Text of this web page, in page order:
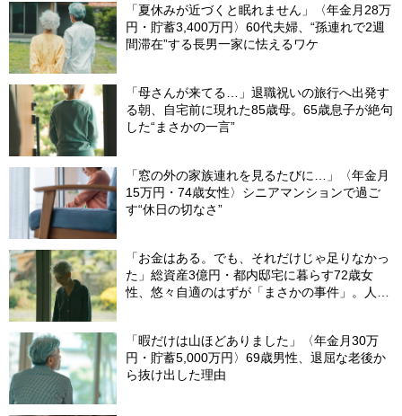
「夏休みが近づくと眠れません」〈年金月28万
円・貯蓄3,400万円〉60代夫婦、“孫連れで2週
間滞在”する長男一家に怯えるワケ
「母さんが来てる…」退職祝いの旅行へ出発す
る朝、自宅前に現れた85歳母。65歳息子が絶句
した“まさかの一言”
「窓の外の家族連れを見るたびに…」〈年金月
15万円・74歳女性〉シニアマンションで過ご
す“休日の切なさ”
「お金はある。でも、それだけじゃ足りなかっ
た」総資産3億円・都内邸宅に暮らす72歳女
性、悠々自適のはずが「まさかの事件」。人目
「暇だけは山ほどありました」〈年金月30万
円・貯蓄5,000万円〉69歳男性、退屈な老後か
ら抜け出した理由